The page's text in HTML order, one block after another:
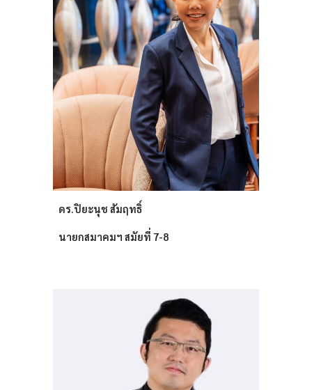
ดร.ปิยะนุช สัมฤทธิ์
นายกสมาคมฯ สมัยที่ 7-8